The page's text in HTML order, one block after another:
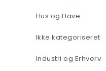
Hus og Have
Ikke kategoriseret
Industri og Erhverv